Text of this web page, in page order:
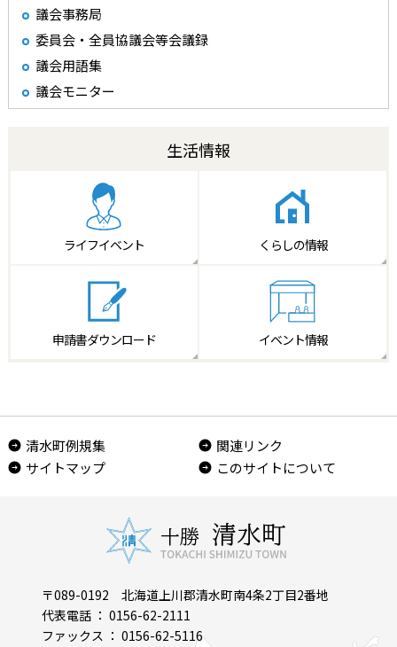
議会事務局
委員会・全員協議会等会議録
議会用語集
議会モニター
生活情報
ライフイベント くらしの情報
申請書ダウンロード イベント情報
清水町例規集
関連リンク
サイトマップ
このサイトについて
〒089-0192 北海道上川郡清水町南4条2丁目2番地
代表電話 ： 0156-62-2111
ファックス ： 0156-62-5116